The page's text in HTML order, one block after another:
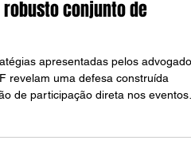
em negação de
conjunto de
apresentadas pelos